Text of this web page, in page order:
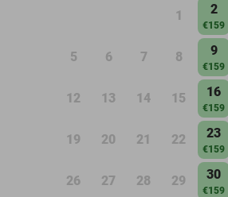
1 2
€159
5 6 7 8 9
€159
12 13 14 15 16
€159
19 20 21 22 23
€159
26 27 28 29 30
€159